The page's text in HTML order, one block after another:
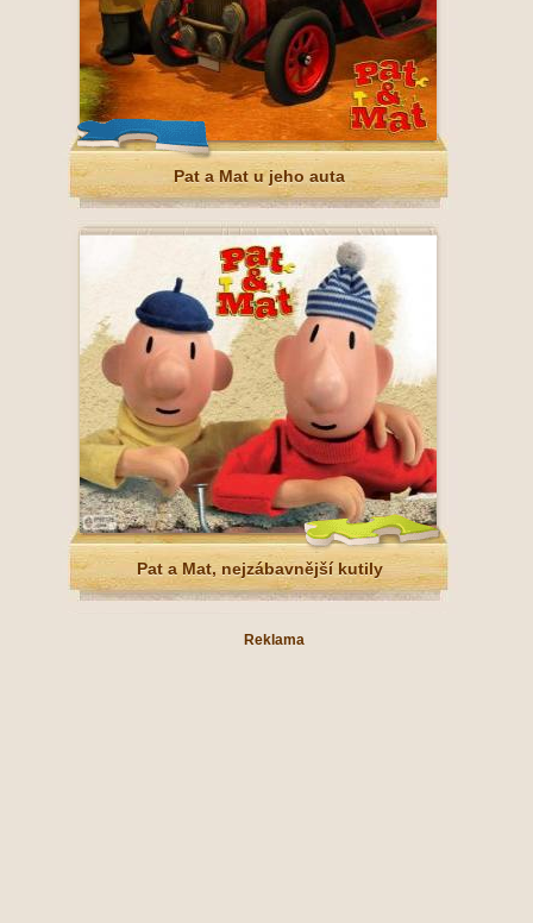
Pat a Mat u jeho auta
Pat a Mat, nejzábavnější kutily
Reklama